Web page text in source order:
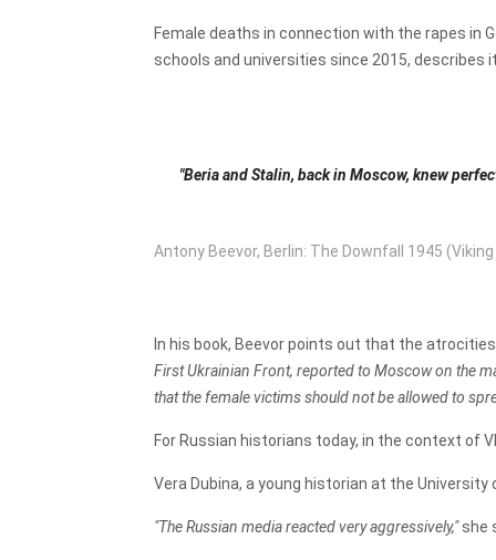
Female deaths in connection with the rapes in
schools and universities since 2015, describes
"Beria and Stalin, back in Moscow, knew
Antony Beevor, Berlin: The Downfall 1945
In his book, Beevor points out that the
First Ukrainian Front, reported to Moscow on the
that the female victims should not be allowed to
For Russian historians today, in the context of
Vera Dubina, a young historian at the
"The Russian media reacted very aggressively," she